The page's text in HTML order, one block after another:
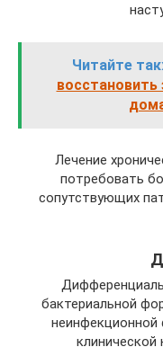
Читайте
восстановить
Лечение
потребовать
сопутствующих
бактериальной
неинфекционной
клинической